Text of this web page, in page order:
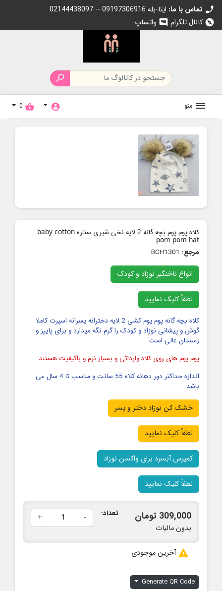
call تماس با ما: 02144438097 -- 09197306916 ایتا-بله
explore کانال تلگرام chat واتساپ

منو account_circle
shopping_basket
0
کلاه پوم پوم بچه گانه 2 لایه نخی شیری ستاره baby cotton
pom pom hat
مرجع:
انواع ناخنگیر نوزاد و کودک
لطفاً کلیک نمایید
کلاه بچه گانه پوم پوم کشی 2 لایه دخترانه پسرانه اسپرت کاملا
گوش و پیشانی نوزاد و کودک را گرم نگه میدارد و برای پاییز و
زمستان عالی است
پوم پوم های روی کلاه وارداتی و بسیار نرم و باکیفیت هستند
اندازه حداکثر دور دهانه کلاه 55 سانت و مناسب تا 4 سال می
باشد
خشک کن نوزاد دختر و پسر
لطفاً کلیک نمایید
کمپرس آبسرد برای واکسن نوزاد
لطفاً کلیک نمایید
309,000 تومان
بدون مالیات
تعداد: -
+
 آخرین موجودی
Generate QR Code